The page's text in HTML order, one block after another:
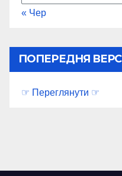
« Чер
ПОПЕРЕДНЯ
☞ Переглянути ☞